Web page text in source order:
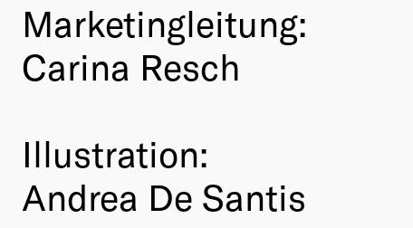
Marketingleitung:
Carina Resch
Illustration:
Andrea De Santis